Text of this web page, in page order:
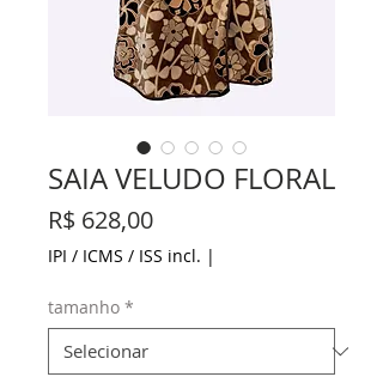
SAIA VELUDO FLORAL
R$ 628,00Preço
IPI / ICMS / ISS incl. |
tamanho *